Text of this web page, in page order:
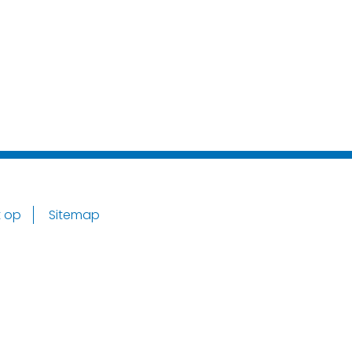
op Sitemap